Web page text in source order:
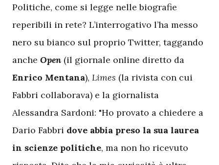
Politiche, come si legge nelle biografie
reperibili in rete? L’interrogativo l’ha messo
nero su bianco sul proprio Twitter, taggando
anche Open (il giornale online diretto da
Enrico Mentana), Limes (la rivista con cui
Fabbri collaborava) e la giornalista
Alessandra Sardoni: "Ho provato a chiedere a
Dario Fabbri dove abbia preso la sua laurea
in scienze politiche, ma non ho ricevuto